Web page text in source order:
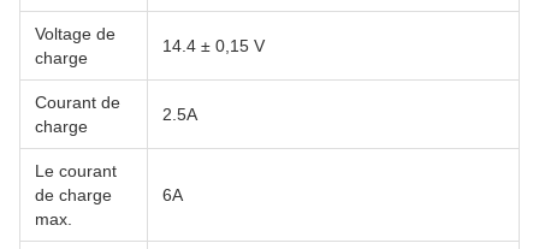
Voltage de
charge
14.4 ± 0,15 V
Courant de
charge
2.5A
Le courant
de charge
max.
6A